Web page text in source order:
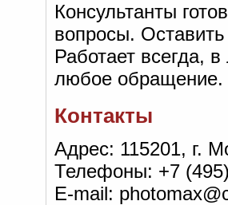
Консультанты
вопросы.
Работает всегда,
любое обращение.
Контакты
Адрес: 115201, г.
Телефоны: +7
E-mail: